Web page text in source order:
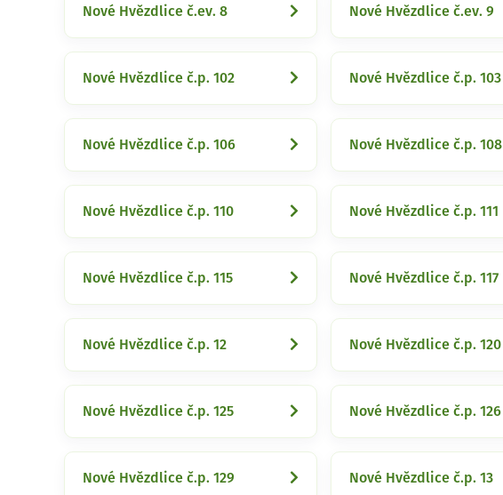
Nové Hvězdlice č.ev. 8 Nové Hvězdlice č.ev. 9
Nové Hvězdlice č.p. 102 Nové Hvězdlice č.p. 103
Nové Hvězdlice č.p. 106 Nové Hvězdlice č.p. 108
Nové Hvězdlice č.p. 110 Nové Hvězdlice č.p. 111
Nové Hvězdlice č.p. 115 Nové Hvězdlice č.p. 117
Nové Hvězdlice č.p. 12 Nové Hvězdlice č.p. 120
Nové Hvězdlice č.p. 125 Nové Hvězdlice č.p. 126
Nové Hvězdlice č.p. 129 Nové Hvězdlice č.p. 13